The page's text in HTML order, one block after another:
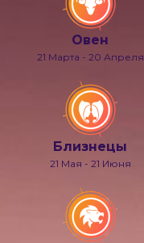
Овен
21 Марта - 20 Апреля
Близнецы
21 Мая - 21 Июня